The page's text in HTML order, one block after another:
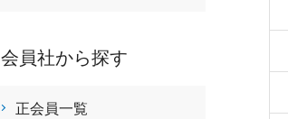
会員社から探す
正会員一覧